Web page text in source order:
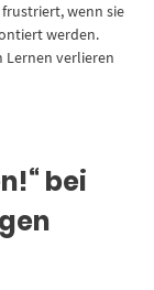
wenn sie
werden.
Lernen verlieren
bei